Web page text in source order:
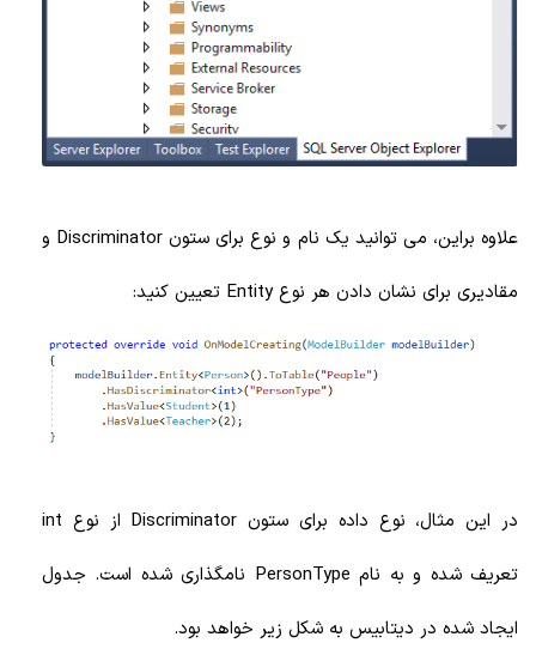
علاوه براین، می توانید یک نام و نوع برای ستون Discriminator و
مقادیری برای نشان دادن هر نوع Entity تعیین کنید:
در این مثال، نوع داده برای ستون Discriminator از نوع int
تعریف شده و به نام PersonType نامگذاری شده است. جدول
ایجاد شده در دیتابیس به شکل زیر خواهد بود.